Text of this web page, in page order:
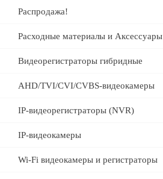
Распродажа!
Расходные материалы и Аксессуары
Видеорегистраторы гибридные
AHD/TVI/CVI/CVBS-видеокамеры
IP-видеорегистраторы (NVR)
IP-видеокамеры
Wi-Fi видеокамеры и регистраторы